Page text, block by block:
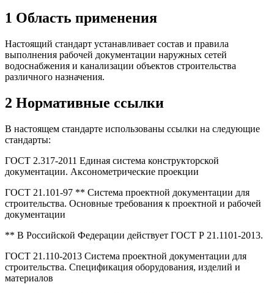
1 Область применения
Настоящий стандарт устанавливает состав и правила
выполнения рабочей документации наружных сетей
водоснабжения и канализации объектов строительства
различного назначения.
2 Нормативные ссылки
В настоящем стандарте использованы ссылки на следующие
стандарты:
ГОСТ 2.317-2011 Единая система конструкторской
документации. Аксонометрические проекции
ГОСТ 21.101-97 ** Система проектной документации для
строительства. Основные требования к проектной и рабочей
документации
** В Российской Федерации действует ГОСТ Р 21.1101-2013.
ГОСТ 21.110-2013 Система проектной документации для
строительства. Спецификация оборудования, изделий и
материалов